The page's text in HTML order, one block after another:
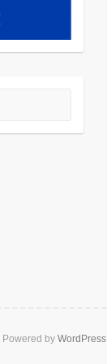
Powered by WordPress